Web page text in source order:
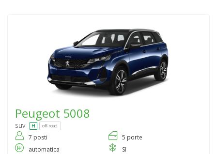
Peugeot 5008
suv off-road
7 posti
5 porte
automatica
SI